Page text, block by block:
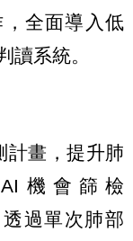
，全面導入低
讀系統。
計畫，提升肺
機會篩檢
透過單次肺部